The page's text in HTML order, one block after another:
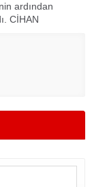
ardından
CİHAN